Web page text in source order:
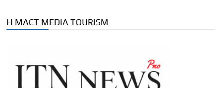
Η MACT MEDIA TOURISM